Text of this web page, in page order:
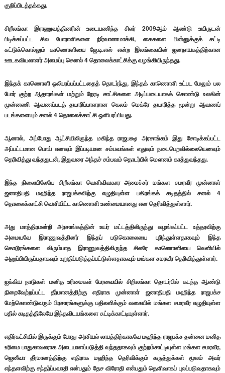
குறிப்பிடத்தக்கது.
சிறீலங்கா இராணுவத்தினரின் உடையணிந்த சிலர் 2009ஆம் ஆண்டு உயிருடன்
பிடிக்கப்பட்ட சில போராளிகளை நிர்வாணமாக்கி, கைகளை பின்னுக்குக் கட்டி
சுட்டுக்கொல்லும் காணொளியை ஜே.டி.எஸ் என்ற இலங்கையின் ஜனநாயகத்திற்கான
ஊடகவியலாளர் அமைப்பு செனல் 4 தொலைக்காட்சிக்கு வழங்கியிருந்தது.
இந்தக் காணொளி ஒலிபரப்பப்பட்டதைத் தொடர்ந்து, இந்தக் காணொளி உட்பட மேலும் பல
போர் குற்ற ஆதாரங்கள் மற்றும் நேரடி சாட்சிகளை அடிப்படையாகக் கொண்டு உலகின்
முன்னணி ஆவணப்படத் தயாரிப்பாளரான கெலம் மெக்ரே தயாரித்த மூன்று ஆவணப்
படங்களையும் சனல் 4 தொலைக்காட்சி ஒளிபரப்பியது.
ஆனால், அப்போது ஆட்சியிலிருந்த மகிந்த ராஜபக்ஷ அரசாங்கம் இது சோடிக்கப்பட்ட
அப்பட்டமான பொய் எனவும் இப்படியான சம்பவங்கள் எதுவும் நடைபெறவில்லையெனவும்
தெரிவித்து வந்ததுடன், இதுவரை அந்தச் சம்பவம் தொடர்பில் மௌனம் காத்துவந்தது.
இந்த நிலையிலேயே சிறீலங்கா வெளிவிவகார அமைச்சர் மங்கள சமரவீர முன்னாள்
ஜனாதிபதி மஹிந்த ராஜபக்சவிற்கு எழுதியுள்ள பகிரங்கக் கடிதத்தில் சனல் 4
தொலைக்காட்சி வெளியிட்ட காணொளி உண்மையானது என தெரிவித்துள்ளார்.
அது மாத்திரமன்றி அரசாங்கத்தின் உயர் மட்டத்திலிருந்து வழங்கப்பட்ட உத்தரவிற்கு
அமையவே இராணுவத்தினர் இந்தப் படுகொலையை புரிந்துள்ளதாகவும் இந்த
கொடூரங்களை விரும்பாத இராணுவத்திலிருந்த சிலரே காணொளியை வெளியில்
அனுப்பியிருப்பதாகவும் உறுதிப்படுத்தப்பட்டுள்ளதாகவும் மங்கள சமரவீர தெரிவித்துள்ளார்.
ஐக்கிய நாடுகள் மனித உரிமைகள் பேரவையில் சிறிலங்கா தொடர்பில் கடந்த ஆண்டு
நிறைவேற்றப்பட்ட தீர்மானத்திற்கு எதிராக முன்னாள் ஜனாதிபதி மஹிந்த ராஜபக்ச
மேற்கொண்டுவரும் பிரசாரங்களுக்கு பதிலளிக்கும் வகையில் மங்கள சமரவீர எழுதியுள்ள
பதில் கடிதத்திலேயே இந்தவிடயங்களை சுட்டிக்காட்டியுள்ளார்.
எதிர்கட்சியில் இருக்கும் போது அரசியல் லாபத்திற்காகவே மஹிந்த ராஜபக்ச தன்னை மனித
உரிமை பாதுகாவலராக அடையாளப்படுத்தி வந்ததாகவும் குற்றம்சாட்டியுள்ள மங்கள சமரவீர,
ஜெனீவா தீர்மானத்திற்கு எதிராக மஹிந்த தெரிவிக்கும் கருத்துக்கள் மூலம் அவர்
எந்தளவிற்கு சந்தர்ப்பவாதி என்பதும் தேச விரோதி என்பதும் தெளிவாகப் புலப்படுவதாகவும்